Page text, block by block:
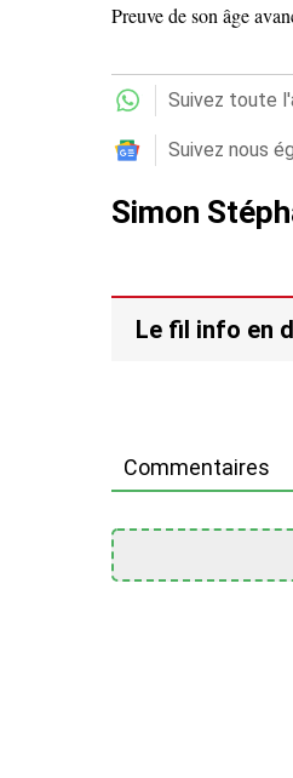
Preuve de son âge
Suivez toute
Suivez nous
Simon
Le fil info en
Commentaires